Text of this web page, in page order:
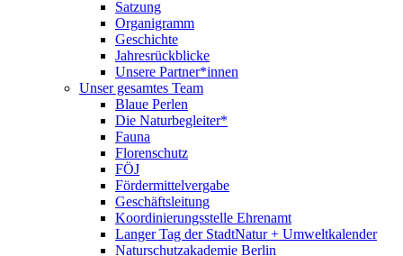
Satzung
Organigramm
Geschichte
Jahresrückblicke
Unsere Partner*innen
Unser gesamtes Team
Blaue Perlen
Die Naturbegleiter*
Fauna
Florenschutz
FÖJ
Fördermittelvergabe
Geschäftsleitung
Koordinierungsstelle Ehrenamt
Langer Tag der StadtNatur + Umweltkalender
Naturschutzakademie Berlin